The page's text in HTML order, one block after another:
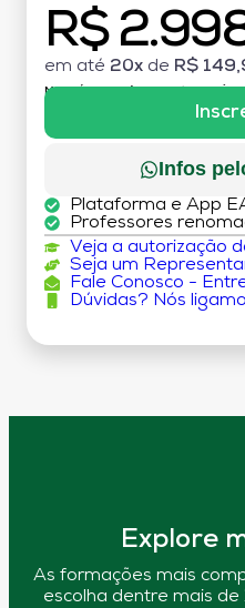
R$
em até 20x de R$
MATRÍCULA:
Infos
Plataforma e App
Professores
Veja a autorização
Seja um
Fale Conosco -
Dúvidas? Nós
Explore
As formações mais
escolha dentre mais